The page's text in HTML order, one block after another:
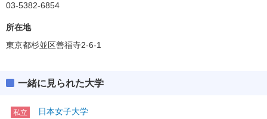
03-5382-6854
所在地
東京都杉並区善福寺2-6-1
一緒に見られた大学
私立 日本女子大学